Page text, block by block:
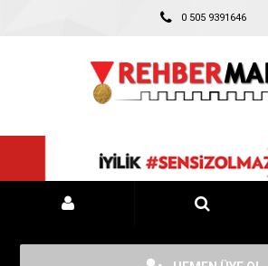
0 505 9391646